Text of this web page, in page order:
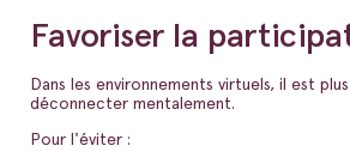
Favoriser la
Dans les environnements virtuels, il est
déconnecter mentalement.
Pour l'éviter :